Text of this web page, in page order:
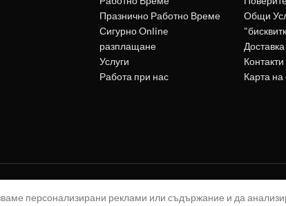
Празнично Работно Време
Сигурно Online
разплащане
Услуги
Работа при нас
Общи
Доставка
Контакти
Карта на
персонализирани реклами или съдържание и да